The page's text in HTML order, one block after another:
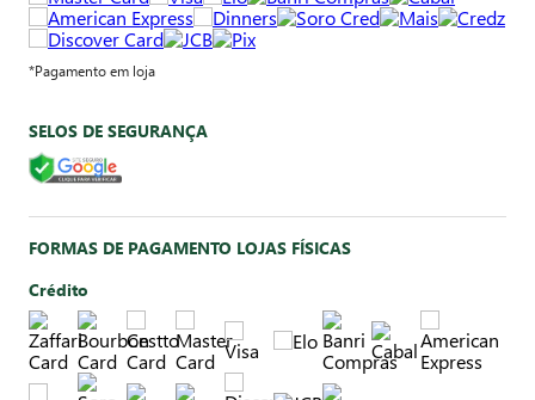
*Pagamento em loja
SELOS DE SEGURANÇA
FORMAS DE PAGAMENTO LOJAS FÍSICAS
Crédito